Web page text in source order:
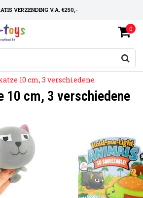
VERZENDING V.A. €250,-
SNELLE LEVERTIJD
SERVICE OP MAAT
0
10 cm, 3 verschiedene
10 cm, 3 verschiedene